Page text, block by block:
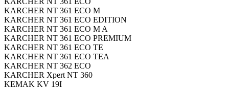
KARCHER NT 361 ECO M
KARCHER NT 361 ECO EDITION
KARCHER NT 361 ECO M A
KARCHER NT 361 ECO PREMIUM
KARCHER NT 361 ECO TE
KARCHER NT 361 ECO TEA
KARCHER NT 362 ECO
KARCHER Xpert NT 360
KEMAK KV 19I